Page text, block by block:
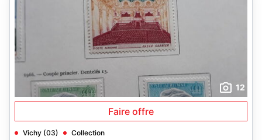
12
Faire offre
Vichy (03) Collection